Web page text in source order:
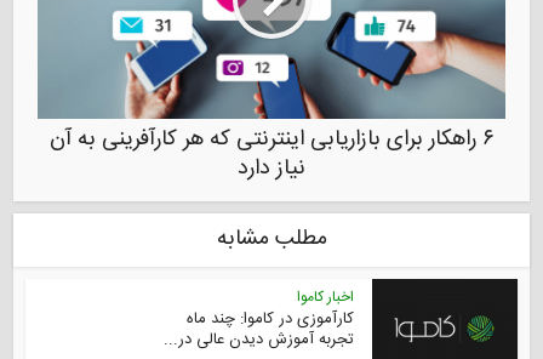
۶ راهکار برای بازاریابی اینترنتی که هر کارآفرینی به آن
نیاز دارد
مطلب مشابه
اخبار کاموا
کارآموزی در کاموا: چند ماه
تجربه آموزش دیدن عالی در...